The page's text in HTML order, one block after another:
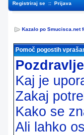
Registriraj se :: Prijava
Kazalo po Smucisca.net
Pomoč pogostih
Kaj je
Zakaj
Kako se
Ali lahko